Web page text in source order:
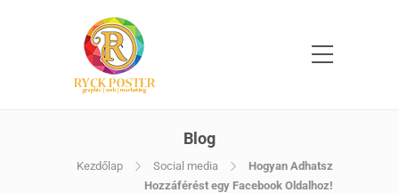
Blog
Kezdőlap Social media
Hogyan Adhatsz
Hozzáférést egy Facebook Oldalhoz!